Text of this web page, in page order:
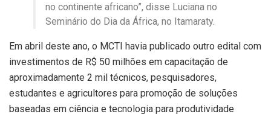
no continente africano”, disse Luciana no
Seminário do Dia da África, no Itamaraty.
Em abril deste ano, o MCTI havia publicado outro edital com
investimentos de R$ 50 milhões em capacitação de
aproximadamente 2 mil técnicos, pesquisadores,
estudantes e agricultores para promoção de soluções
baseadas em ciência e tecnologia para produtividade